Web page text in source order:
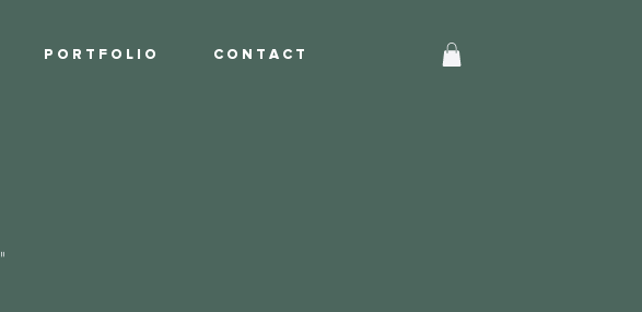
P O R T F O L I O C O N T A C T
"